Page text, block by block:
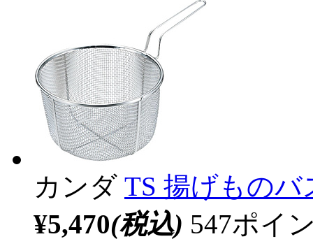
カンダ TS 揚げものバ
¥5,470(税込) 547ポイ